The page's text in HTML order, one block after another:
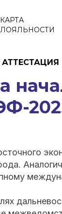
КАРТА
ЛОЯЛЬНОСТИ
АТТЕСТАЦИЯ